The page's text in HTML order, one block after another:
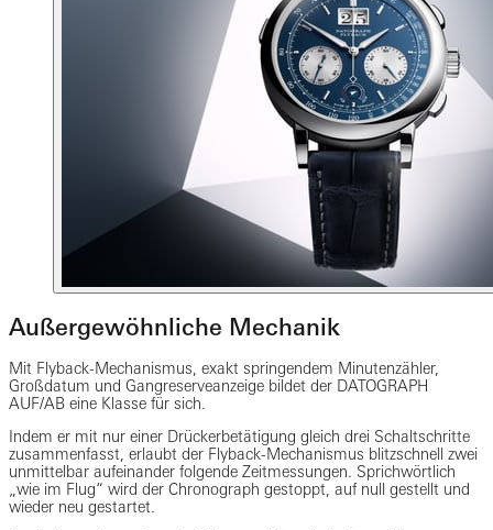
Außergewöhnliche Mechanik
Mit Flyback-Mechanismus, exakt springendem Minutenzähler,
Großdatum und Gangreserveanzeige bildet der DATOGRAPH
AUF/AB eine Klasse für sich.
Indem er mit nur einer Drückerbetätigung gleich drei Schaltschritte
zusammenfasst, erlaubt der Flyback-Mechanismus blitzschnell zwei
unmittelbar aufeinander folgende Zeitmessungen. Sprichwörtlich
„wie im Flug“ wird der Chronograph gestoppt, auf null gestellt und
wieder neu gestartet.